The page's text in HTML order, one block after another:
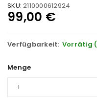
SKU: 2110000612924
99,00 €
Verfügbarkeit: Vorrätig
Menge